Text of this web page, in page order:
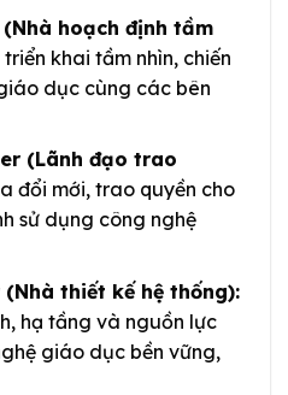
hoạch định tầm
khai tầm nhìn, chiến
dục cùng các bên
(Lãnh đạo trao
đổi mới, trao quyền cho
sử dụng công nghệ
thiết kế hệ thống):
hạ tầng và nguồn lực
giáo dục bền vững,